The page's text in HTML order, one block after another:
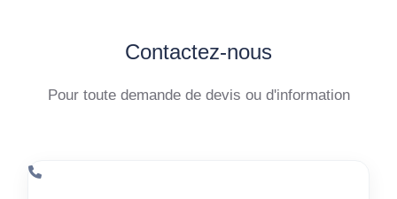
Contactez-nous
Pour toute demande de devis ou d'information